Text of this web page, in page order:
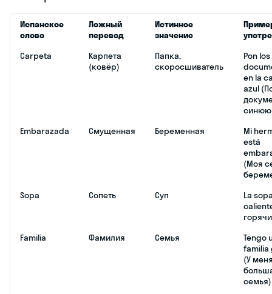
Испанское
слово
Ложный
перевод
Истинное
значение
Carpeta
Карпета
(ковёр)
Папка,
скоросшиватель
Pon los
en la
azul
синюю
Embarazada
Смущенная Беременная
Mi
está
(Моя
Sopa
Сопеть Суп
La
Familia
Фамилия Семья
Tengo
familia
(У
семья)